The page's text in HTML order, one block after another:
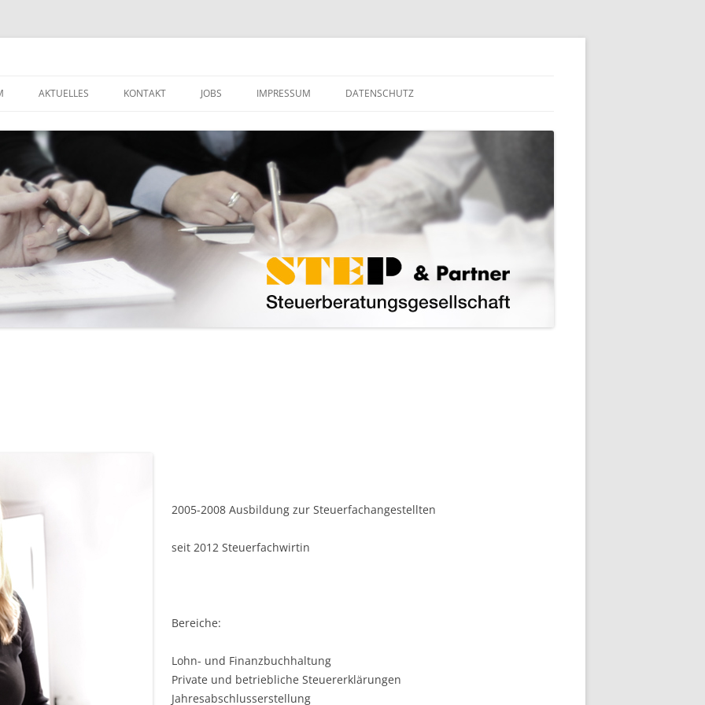
AKTUELLES
DOWNLOADS
KONTAKT JOBS IMPRESSUM DATENSCHUTZ
2005-2008 Ausbildung zur Steuerfachangestellten
seit 2012 Steuerfachwirtin
Bereiche:
Lohn- und Finanzbuchhaltung
Private und betriebliche Steuererklärungen
Jahresabschlusserstellung